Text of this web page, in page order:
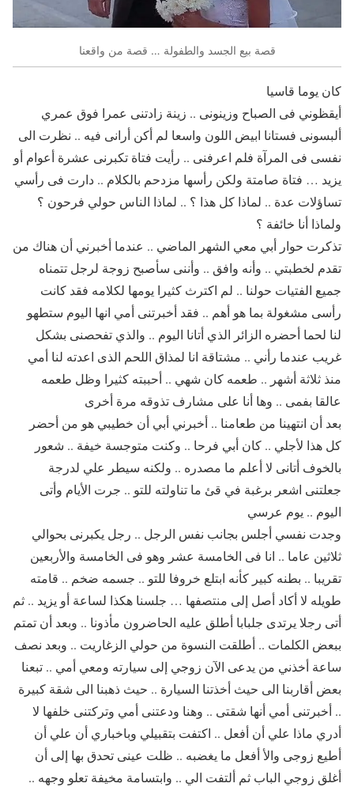
قصة بيع الجسد والطفولة … قصة من واقعنا
كان يوما قاسيا
أيقظوني فى الصباح وزينونى .. زينة زادتنى عمرا فوق عمري
ألبسونى فستانا ابيض اللون واسعا لم أكن أرانى فيه .. نظرت الى
نفسى فى المرآة فلم اعرفنى .. رأيت فتاة تكبرنى عشرة أعوام أو
يزيد … فتاة صامتة ولكن رأسها مزدحم بالكلام .. دارت فى رأسي
تساؤلات عدة .. لماذا كل هذا ؟ .. لماذا الناس حولي فرحون ؟
ولماذا أنا خائفة ؟
تذكرت حوار أبي معي الشهر الماضي .. عندما أخبرني أن هناك من
تقدم لخطبتي .. وأنه وافق .. وأننى سأصبح زوجة لرجل تتمناه
جميع الفتيات حولنا .. لم اكترث كثيرا يومها لكلامه فقد كانت
رأسى مشغولة بما هو أهم .. فقد أخبرتنى أمي انها اليوم ستطهو
لنا لحما أحضره الزائر الذي أتانا اليوم .. والذي تفحصنى بشكل
غريب عندما رأني .. مشتاقة انا لمذاق اللحم الذى اعدته لنا أمي
منذ ثلاثة أشهر .. طعمه كان شهي .. أحببته كثيرا وظل طعمه
عالقا بفمى .. وها أنا على مشارف تذوقه مرة أخرى
بعد أن انتهينا من طعامنا .. أخبرني أبي أن خطيبي هو من أحضر
كل هذا لأجلي .. كان أبي فرحا .. وكنت متوجسة خيفة .. شعور
بالخوف أتانى لا أعلم ما مصدره .. ولكنه سيطر علي لدرجة
جعلتنى اشعر برغبة في قئ ما تناولته للتو .. جرت الأيام وأتى
اليوم .. يوم عرسي
وجدت نفسي أجلس بجانب نفس الرجل .. رجل يكبرنى بحوالي
ثلاثين عاما .. انا فى الخامسة عشر وهو فى الخامسة والأربعين
تقريبا .. بطنه كبير كأنه ابتلع خروفا للتو .. جسمه ضخم .. قامته
طويله لا أكاد أصل إلى منتصفها … جلسنا هكذا لساعة أو يزيد .. ثم
أتى رجلا يرتدى جلبابا أطلق عليه الحاضرون مأذونا .. وبعد أن تمتم
ببعض الكلمات .. أطلقت النسوة من حولي الزغاريت .. وبعد نصف
ساعة أخذني من يدعى الآن زوجي إلى سيارته ومعي أمي .. تبعنا
بعض أقاربنا الى حيث أخذتنا السيارة .. حيث ذهبنا الى شقة كبيرة
.. أخبرتنى أمي أنها شقتى .. وهنا ودعتنى أمي وتركتنى خلفها لا
أدري ماذا علي أن أفعل .. اكتفت بتقبيلي وباخباري أن علي أن
أطيع زوجى والأ أفعل ما يغضبه .. ظلت عينى تحدق بها إلى أن
أغلق زوجي الباب ثم ألتفت الي .. وابتسامة مخيفة تعلو وجهه ..